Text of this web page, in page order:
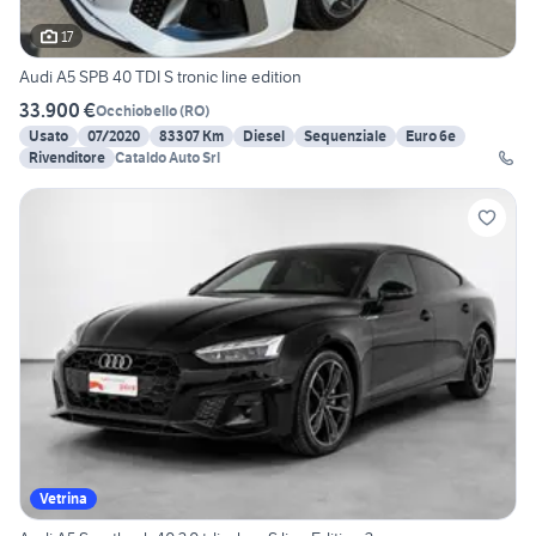
17
Audi A5 SPB 40 TDI S tronic line edition
33.900 €Occhiobello(RO)
Usato
07/2020 83307 Km Diesel Sequenziale
Euro 6e
Rivenditore Cataldo Auto Srl
Vetrina